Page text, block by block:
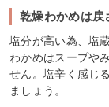
乾燥わかめは戻
塩分が高い為、塩
わかめはスープや
せん。塩辛く感じ
ましょう。